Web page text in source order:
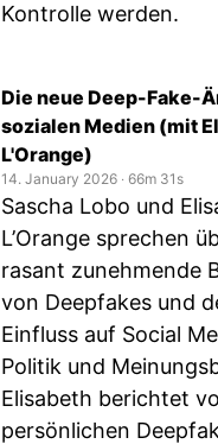
Kontrolle werden.
Die neue Deep-Fake-
sozialen Medien (mit
L'Orange)
14. January 2026 ‧ 66m 31s
Sascha Lobo und
L’Orange sprechen
rasant zunehmende
von Deepfakes und
Einfluss auf Social
Politik und
Elisabeth berichtet
persönlichen